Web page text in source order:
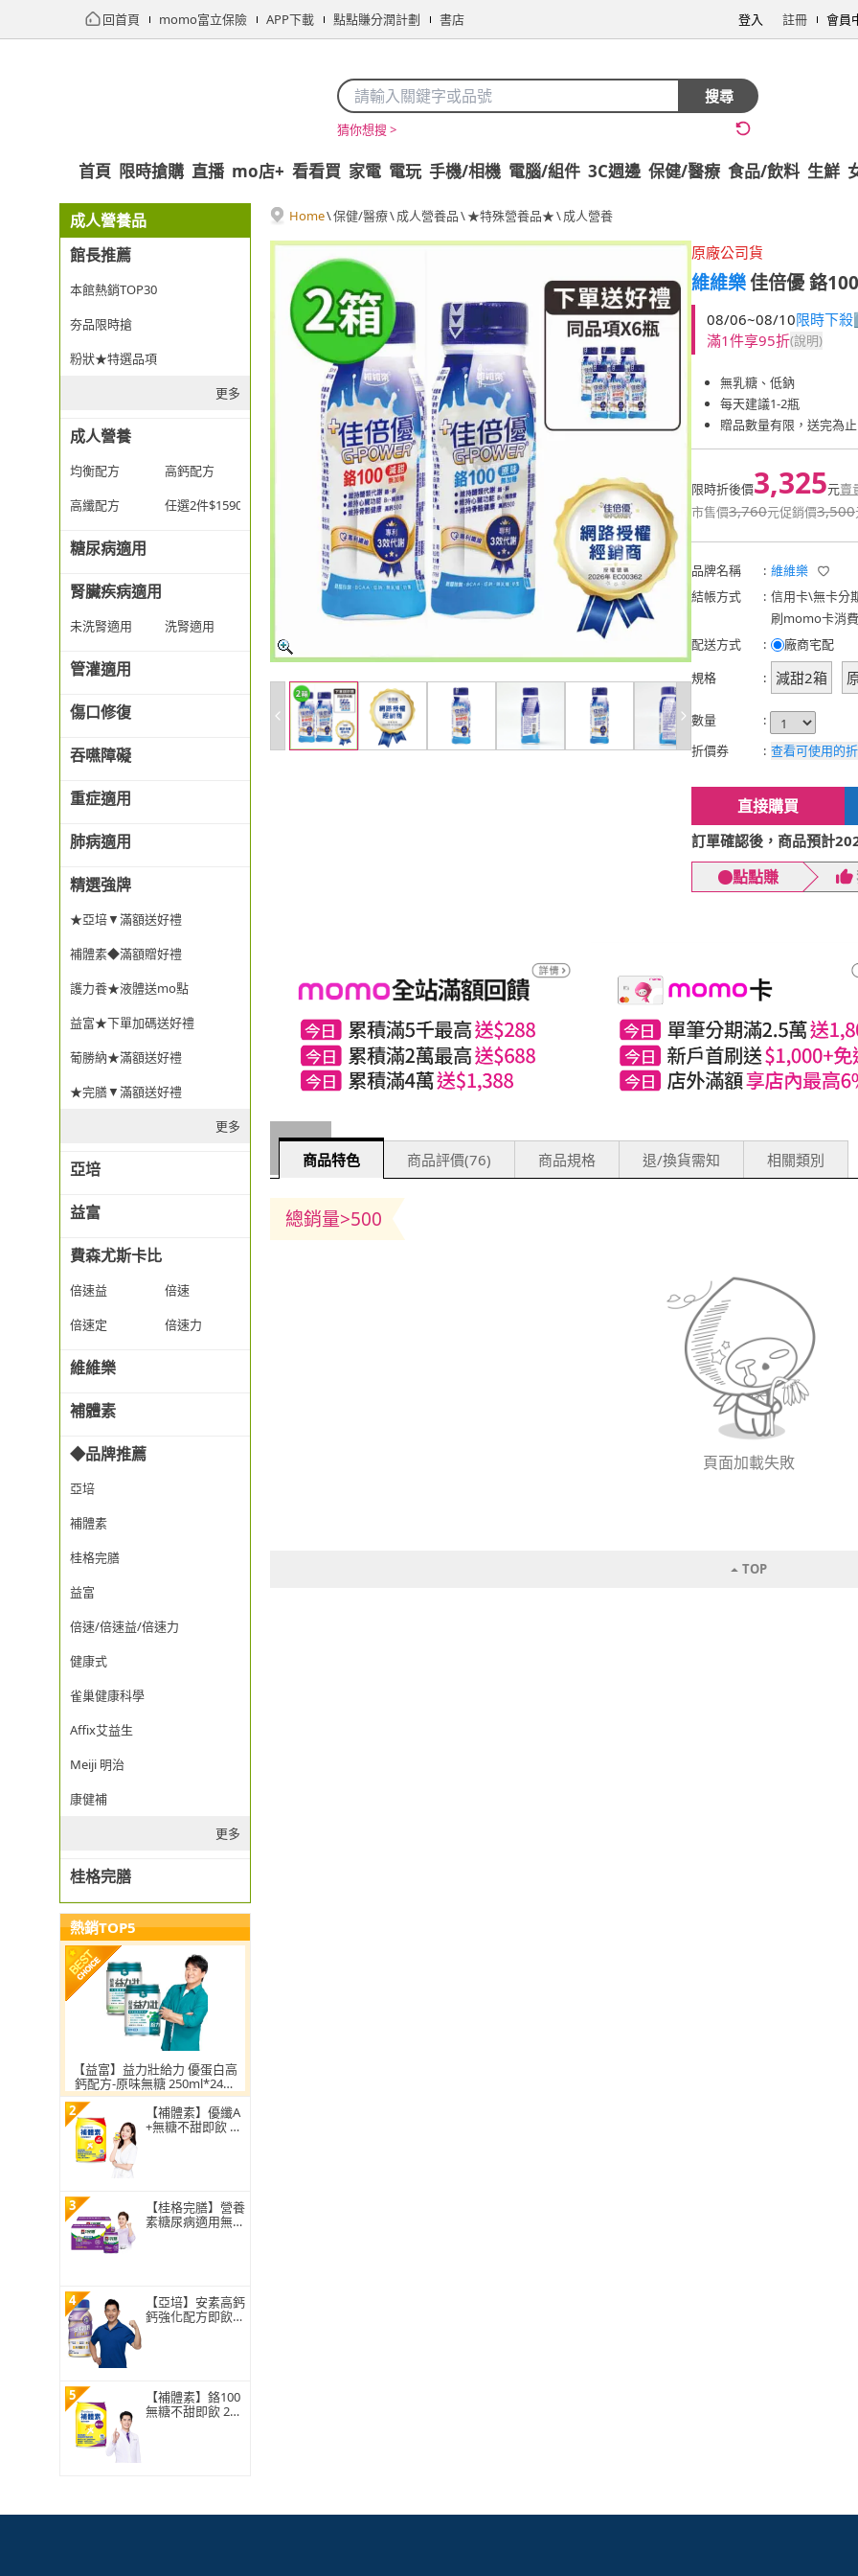
回首頁 momo富立保險 APP下載 點點賺分潤計劃 書店 登入 註冊 會員
搜尋
猜你想搜 >
首頁 限時搶購 直播 mo店+ 看看買 家電 電玩 手機/相機 電腦/組件 3C週邊 保健/醫療 食品/飲料 生鮮
成人營養品
館長推薦
本館熱銷TOP30
夯品限時搶
粉狀★特選品項
更多
成人營養
均衡配方
高鈣配方
高纖配方
任選2件$1590
糖尿病適用
腎臟疾病適用
未洗腎適用 洗腎適用
管灌適用
傷口修復
吞嚥障礙
重症適用
肺病適用
精選強牌
★亞培▼滿額送好禮
補體素◆滿額贈好禮
護力養★液體送mo點
益富★下單加碼送好禮
葡勝納★滿額送好禮
★完膳▼滿額送好禮
更多
亞培
益富
費森尤斯卡比
倍速益
倍速
倍速定
倍速力
維維樂
補體素
◆品牌推薦
亞培
補體素
桂格完膳
益富
倍速/倍速益/倍速力
健康式
雀巢健康科學
Affix艾益生
Meiji 明治
康健補
更多
桂格完膳
熱銷TOP5
【益富】益力壯給力 優蛋白高
鈣配方-原味無糖 250ml*24入
(日本專利乳酸菌KT-11 周華健
代言)
2
【補體素】優纖A
+無糖不甜即飲 23
鳳推薦)
3
【桂格完膳】營養
素糖尿病適用無糖
4
【亞培】安素高鈣
鈣強化配方即飲隨
代言)
5
【補體素】鉻100
無糖不甜即飲 237
Home\保健/醫療\成人營養品\★特殊營養品★\成人營養
原廠公司貨
維維樂佳倍優 鉻
08/06~08/10限時下
滿1件享95折(說明)
無乳糖、低鈉
每天建議1-2瓶
贈品數量有限，送完為
限時折後價3,325元賣
市售價3,760元促銷價3,500
品牌名稱 : 維維樂
結帳方式
: 信用卡\無卡分
刷momo卡消
配送方式
:
廠商宅配
規格
: 減甜2箱
數量
:
折價券
: 查看可使用的
直接購買
訂單確認後，商品預計
點點賺
商品特色 商品評價(76) 商品規格 退/換貨需知 相關類別
總銷量>500
頁面加載失敗
TOP